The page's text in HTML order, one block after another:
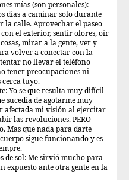
mías (son personales):
días a caminar solo durante
la calle. Aprovechar el paseo
el exterior, sentir olores, oír
mirar a la gente, ver y
volver a conectar con la
no llevar el teléfono
tener preocupaciones ni
cerca tuyo.
Yo se que resulta muy difícil
sucedía de agotarme muy
afectada mi visión al ejercitar
las revoluciones. PERO
Mas que nada para darte
sigue funcionando y es
de sol: Me sirvió mucho para
expuesto ante otra gente en la